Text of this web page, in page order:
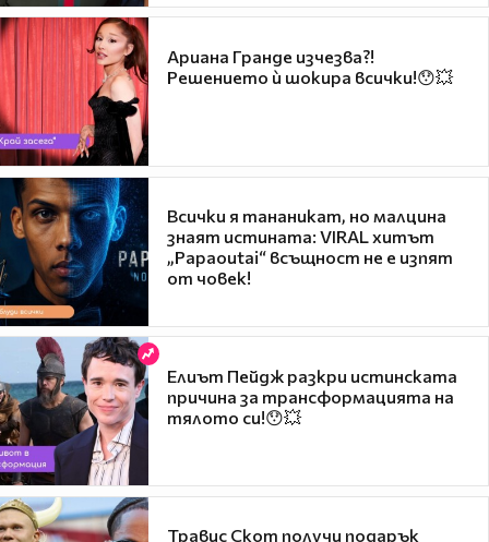
Ариана Гранде изчезва?!
Решението ѝ шокира всички!😯💥
Всички я тананикат, но малцина
знаят истината: VIRAL хитът
„Papaoutai“ всъщност не е изпят
от човек!
Елиът Пейдж разкри истинската
причина за трансформацията на
тялото си!😯💥
Травис Скот получи подарък